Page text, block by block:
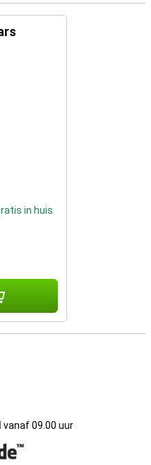
in huis
vanaf 09.00 uur